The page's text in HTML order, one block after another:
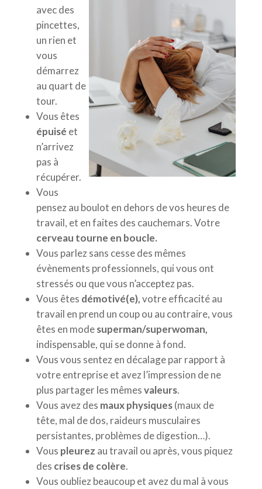
avec des
pincettes,
un rien et
vous
démarrez
au quart de
tour.
Vous êtes
épuisé et
n’arrivez
pas à
récupérer.
Vous
pensez au boulot en dehors de vos heures de
travail, et en faites des cauchemars. Votre
cerveau tourne en boucle.
Vous parlez sans cesse des mêmes
évènements professionnels, qui vous ont
stressés ou que vous n’acceptez pas.
Vous êtes démotivé(e),votre efficacité au
travail en prend un coup ou au contraire, vous
êtes en modesuperman/superwoman,
indispensable, qui se donne à fond.
Vous vous sentez en décalage par rapport à
votre entreprise et avez l’impression de ne
plus partager les mêmesvaleurs.
Vous avez des maux physiques(maux de
tête, mal de dos, raideurs musculaires
persistantes, problèmes de digestion…).
Vous pleurez au travail ou après, vous piquez
des crises de colère.
Vous oubliez beaucoup et avez du mal à vous